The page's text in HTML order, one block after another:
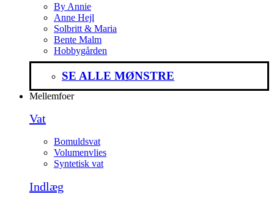
By Annie
Anne Hejl
Solbritt & Maria
Bente Malm
Hobbygården
SE ALLE MØNSTRE
Mellemfoer
Vat
Bomuldsvat
Volumenvlies
Syntetisk vat
Indlæg